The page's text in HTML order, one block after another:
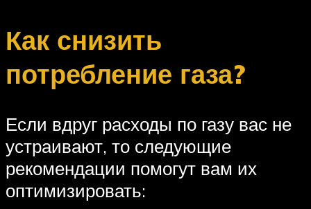
Как снизить
потребление газа?
Если вдруг расходы по газу вас не
устраивают, то следующие
рекомендации помогут вам их
оптимизировать: